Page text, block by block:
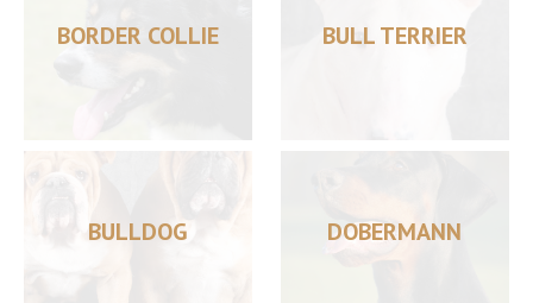
BORDER COLLIE BULL TERRIER
BULLDOG DOBERMANN